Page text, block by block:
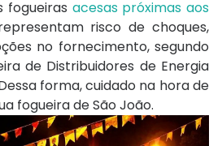
fogueiras acesas próximas aos
risco de choques,
no fornecimento, segundo
de Distribuidores de Energia
forma, cuidado na hora de
fogueira de São João.